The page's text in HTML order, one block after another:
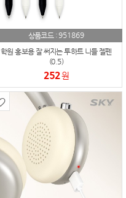
상품코드 :951869
학원 홍보용 잘 써지는 투하트 니들 젤펜
(0.5)
252원